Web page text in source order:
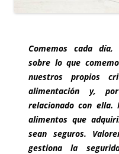
Comemos cada día,
sobre lo que
nuestros propios
alimentación y,
relacionado con ella.
alimentos que
sean seguros.
gestiona la